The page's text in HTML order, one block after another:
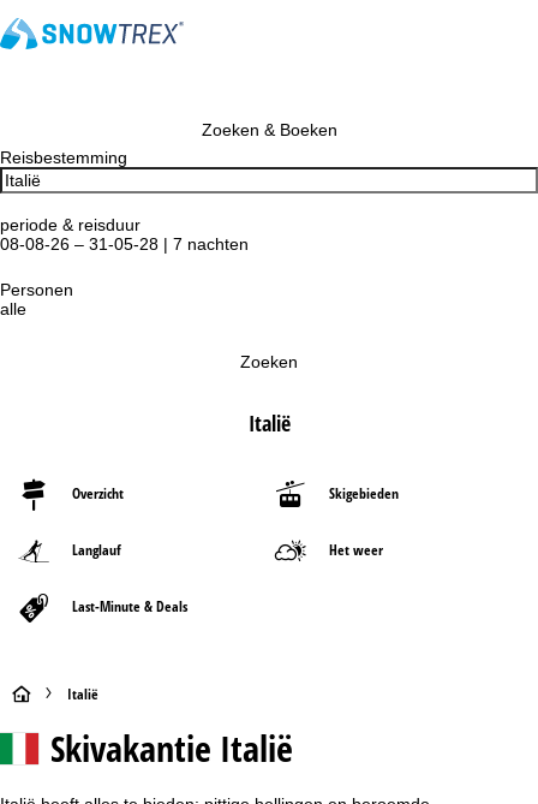
Zoeken & Boeken
Reisbestemming
periode & reisduur
08-08-26 – 31-05-28 | 7 nachten
Personen
alle
Zoeken
Italië
Overzicht Skigebieden
Langlauf Het weer
Last-Minute & Deals
S Italië
Skivakantie Italië